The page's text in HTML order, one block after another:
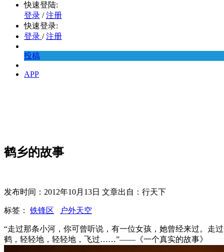
快速登陆:
登录 / 注册
快速登录:
登录 / 注册
投稿
APP
鹤乡的故事
发布时间：2012年10月13日 文章出自：行天下
标签： 铁锋区 户外天空
“走过那条小河，你可曾听说，有一位女孩，她曾经来过。走
鹤，轻轻地，轻轻地，飞过……”——《一个真实的故事》